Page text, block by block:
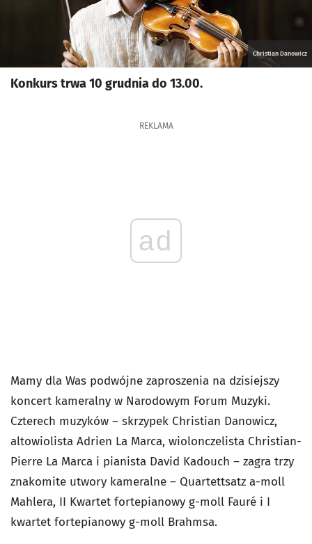
Christian Danowicz
Konkurs trwa 10 grudnia do 13.00.
REKLAMA
ad
Mamy dla Was podwójne zaproszenia na dzisiejszy
koncert kameralny w Narodowym Forum Muzyki.
Czterech muzyków – skrzypek Christian Danowicz,
altowiolista Adrien La Marca, wiolonczelista Christian-
Pierre La Marca i pianista David Kadouch – zagra trzy
znakomite utwory kameralne – Quartettsatz a-moll
Mahlera, II Kwartet fortepianowy g-moll Fauré i I
kwartet fortepianowy g-moll Brahmsa.